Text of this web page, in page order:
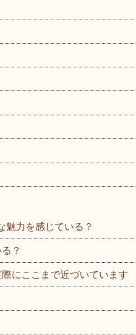
魅力を感じている？
？
にここまで近づいています